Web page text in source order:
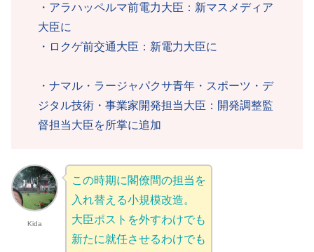
・アラハッペルマ前電力大臣：新マスメディア
大臣に
・ロクゲ前交通大臣：新電力大臣に
・ナマル・ラージャパクサ青年・スポーツ・デ
ジタル技術・事業家開発担当大臣：開発調整監
督担当大臣を所掌に追加
Kida
この時期に閣僚間の担当を
入れ替える小規模改造。
大臣ポストを外すわけでも
新たに就任させるわけでも